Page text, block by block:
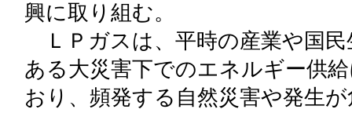
興に取り組む。
ＬＰガスは、平時の産業や国
ある大災害下でのエネルギー供
おり、頻発する自然災害や発生